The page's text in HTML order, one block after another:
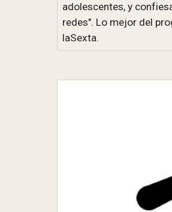
adolescentes, y
redes". Lo mejor del
laSexta.